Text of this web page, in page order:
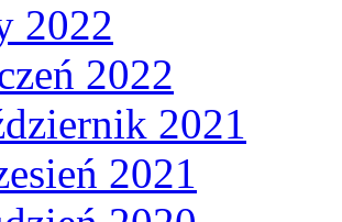
2022
2022
2021
2021